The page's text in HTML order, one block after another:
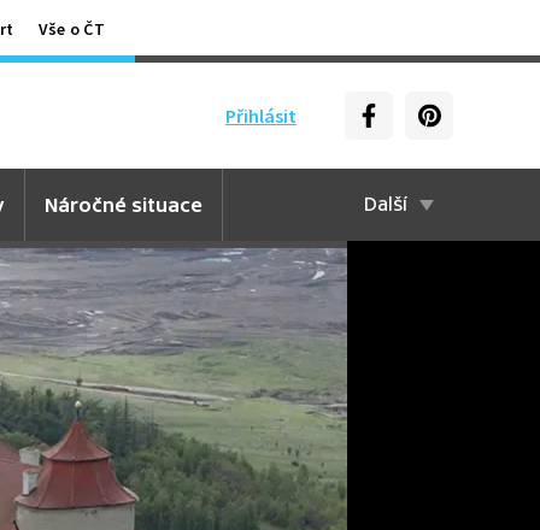
Vše o ČT
Přihlásit
Náročné situace Další